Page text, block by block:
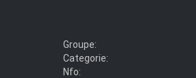
Groupe:
Categorie:
Nfo: